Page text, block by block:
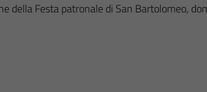
della Festa patronale di San Bartolomeo,